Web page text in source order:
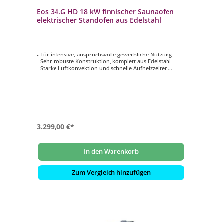
Eos 34.G HD 18 kW finnischer Saunaofen
elektrischer Standofen aus Edelstahl
- Für intensive, anspruchsvolle gewerbliche Nutzung
- Sehr robuste Konstruktion, komplett aus Edelstahl
- Starke Luftkonvektion und schnelle Aufheizzeiten
3.299,00 €*
In den Warenkorb
Zum Vergleich hinzufügen